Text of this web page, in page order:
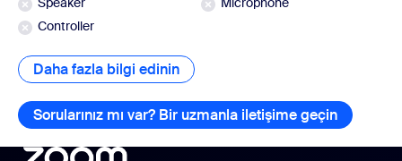
Controller
Daha fazla bilgi edinin Daha fazla bilgi edinin
Sorularınız mı var? Bir uzmanla iletişime geçin